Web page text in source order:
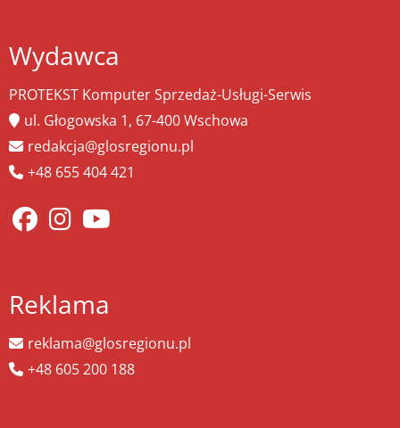
Wydawca
PROTEKST Komputer Sprzedaż-Usługi-Serwis
ul. Głogowska 1, 67-400 Wschowa
redakcja@glosregionu.pl
+48 655 404 421
Reklama
reklama@glosregionu.pl
+48 605 200 188